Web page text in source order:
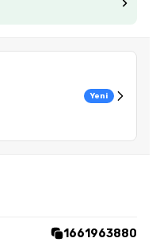
Yeni
1661963880